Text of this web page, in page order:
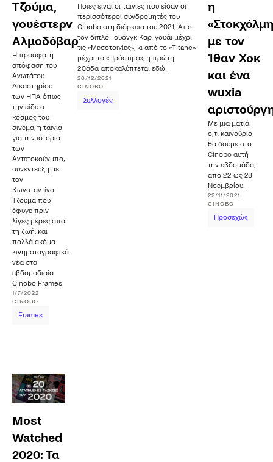
Τζούμα,
γουέστερν
Αλμοδόβαρ
Η πρόσφατη
απόφαση του
Ανωτάτου
Δικαστηρίου
των ΗΠΑ όπως
την είδε ο
κόσμος του
σινεμά, η ταινία
για την ιστορία
των
Αντετοκούνμπο,
συνέντευξη με
τον
Κωνσταντίνο
Τζούμα που
έφυγε πριν
λίγες μέρες από
τη ζωή, και
πολλά ακόμα
κινηματογραφικά
νέα στα
εβδομαδιαία
Cinobo Frames.
1/7/2022
CINOBO
Frames
Ποιες είναι οι ταινίες που είδαν οι
περισσότεροι συνδρομητές του
Cinobo στη διάρκεια του 2021; Από
τον διπλό Γουόνγκ Καρ-γουάι μέχρι
τις «Μεσοτοιχίες», κι από το «Titane»
μέχρι το «Πρόστιμο», η πρώτη
20άδα αποκαλύπτεται εδώ.
20/12/2021
CINOBO
Συλλογές
η
με τον
Ίθαν Χοκ
και ένα
wuxia
Με μια ματιά,
ό,τι καινούριο
θα δούμε στο
Cinobo αυτή
την εβδομάδα,
από 22 ως 28
Νοεμβρίου.
22/11/2021
CINOBO
Προσεχώς
Most
Watched
2020: Τα